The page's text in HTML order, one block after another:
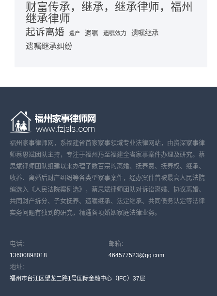
财富传承，继承，继承律师，福州
继承律师
起诉离婚 遗产 遗嘱 遗嘱效力 遗嘱继承
遗嘱继承纠纷
福州家事律师网，系福建省首家家事领域专业法律网站，由资深家事律
师蔡思斌团队主持，专注于福州乃至福建全省家事案件办理及研究。蔡
思斌律师团队组建以来办理了数百宗的离婚、抚养费、抚养权、继承、
收养、离婚后财产纠纷等各类型家事案件，经办案件曾被最高人民法院
编选入《人民法院案例选》，蔡思斌律师团队对诉讼离婚、协议离婚、
共同财产拆分、子女抚养、遗嘱继承、法定继承、共同债务认定等法律
实务问题有独到的研究，精通各项婚姻家庭法律业务。
电话：
13600898018
邮箱：
464577523@qq.com
地址：
福州市台江区望龙二路1号国际金融中心（IFC）37层